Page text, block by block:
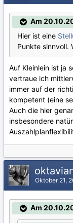
Am
Hier ist eine
Punkte sinnvoll.
Auf Kleinlein ist ja
vertraue ich
immer auf der
kompetent (eine
Auch die hier
insbesondere
Oktober 21,
Am